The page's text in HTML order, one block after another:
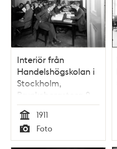
Interiör från
Handelshögskolan i
Stockholm,
Brunkebergstorg 2
Tid
1911
Typ
Foto